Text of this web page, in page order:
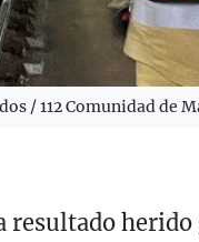
/ 112 Comunidad de
resultado